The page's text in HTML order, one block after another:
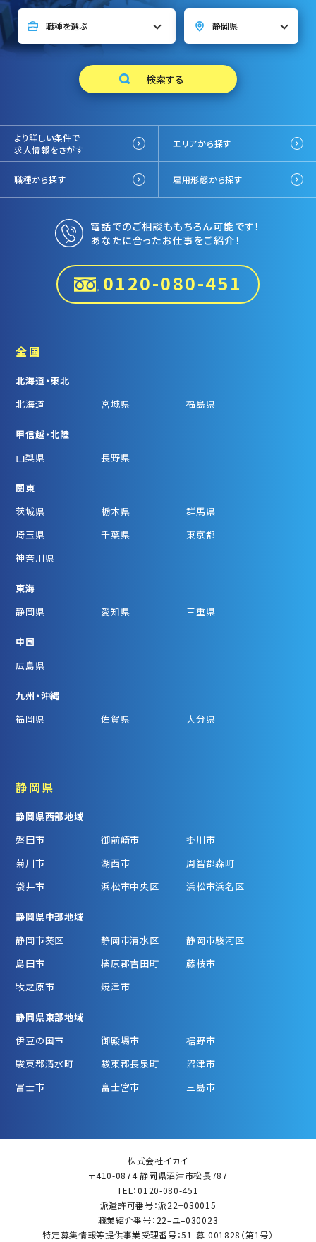
より詳しい条件で
求人情報をさがす
エリアから探す
職種から探す 雇用形態から探す
電話でのご相談ももちろん可能です！
あなたに合ったお仕事をご紹介！
0120-080-451
全国
北海道・東北
北海道
宮城県 福島県
甲信越・北陸
山梨県
長野県
関東
茨城県
栃木県
群馬県
埼玉県
千葉県
東京都
神奈川県
東海
静岡県
愛知県 三重県
中国
広島県
九州・沖縄
福岡県
佐賀県 大分県
静岡県
静岡県西部地域
磐田市
御前崎市
掛川市
菊川市
湖西市
周智郡森町
袋井市
浜松市中央区 浜松市浜名区
静岡県中部地域
静岡市葵区
静岡市清水区
静岡市駿河区
島田市
榛原郡吉田町
藤枝市
牧之原市
焼津市
静岡県東部地域
伊豆の国市
御殿場市
裾野市
駿東郡清水町
駿東郡長泉町
沼津市
富士市
富士宮市 三島市
株式会社イカイ
〒410-0874 静岡県沼津市松長787
TEL：0120-080-451
派遣許可番号：派22−030015
職業紹介番号：22–ユ–030023
特定募集情報等提供事業受理番号：51-募-001828（第1号）